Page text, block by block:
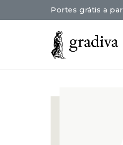
Portes grátis a